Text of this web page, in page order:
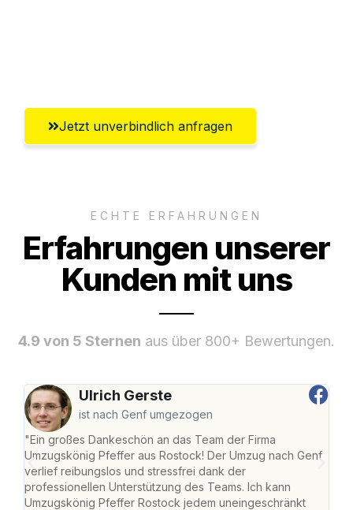
Jetzt unverbindlich anfragen
ECHTE ERFAHRUNGEN
Erfahrungen unserer
Kunden mit uns
4.9 von 5 Sternen aus über 800+ Bewertungen.
Ulrich Gerste
ist nach Genf umgezogen
"Ein großes Dankeschön an das Team der Firma
Umzugskönig Pfeffer aus Rostock! Der Umzug nach Genf
verlief reibungslos und stressfrei dank der
professionellen Unterstützung des Teams. Ich kann
Umzugskönig Pfeffer Rostock jedem uneingeschränkt